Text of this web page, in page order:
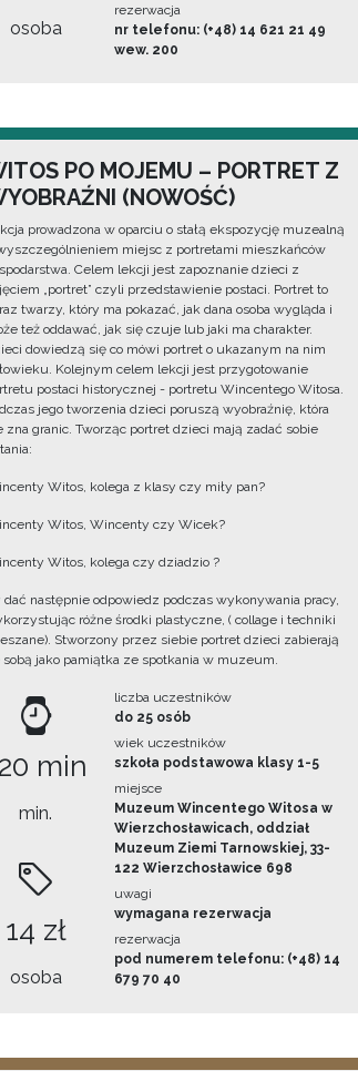
osoba
rezerwacja
nr telefonu: (+48) 14 621 21 49
wew. 200
PO MOJEMU – PORTRET Z
(NOWOŚĆ)
prowadzona w oparciu o stałą ekspozycję muzealną
miejsc z portretami mieszkańców
Celem lekcji jest zapoznanie dzieci z
„portret” czyli przedstawienie postaci. Portret to
twarzy, który ma pokazać, jak dana osoba wygląda i
też oddawać, jak się czuje lub jaki ma charakter.
dowiedzą się co mówi portret o ukazanym na nim
Kolejnym celem lekcji jest przygotowanie
postaci historycznej - portretu Wincentego Witosa.
jego tworzenia dzieci poruszą wyobraźnię, która
zna granic. Tworząc portret dzieci mają zadać sobie
Witos, kolega z klasy czy miły pan?
Witos, Wincenty czy Wicek?
Witos, kolega czy dziadzio ?
dać następnie odpowiedz podczas wykonywania pracy,
różne środki plastyczne, ( collage i techniki
Stworzony przez siebie portret dzieci zabierają
sobą jako pamiątka ze spotkania w muzeum.
min
min.
14 zł
osoba
liczba uczestników
do 25 osób
wiek uczestników
szkoła podstawowa klasy 1-5
miejsce
Muzeum Wincentego Witosa w
Wierzchosławicach, oddział
Muzeum Ziemi Tarnowskiej, 33-
122 Wierzchosławice 698
uwagi
wymagana rezerwacja
rezerwacja
pod numerem telefonu: (+48) 14
679 70 40